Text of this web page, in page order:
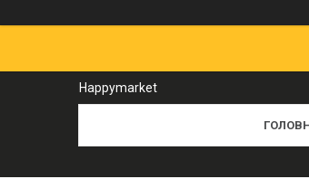
Happymarket